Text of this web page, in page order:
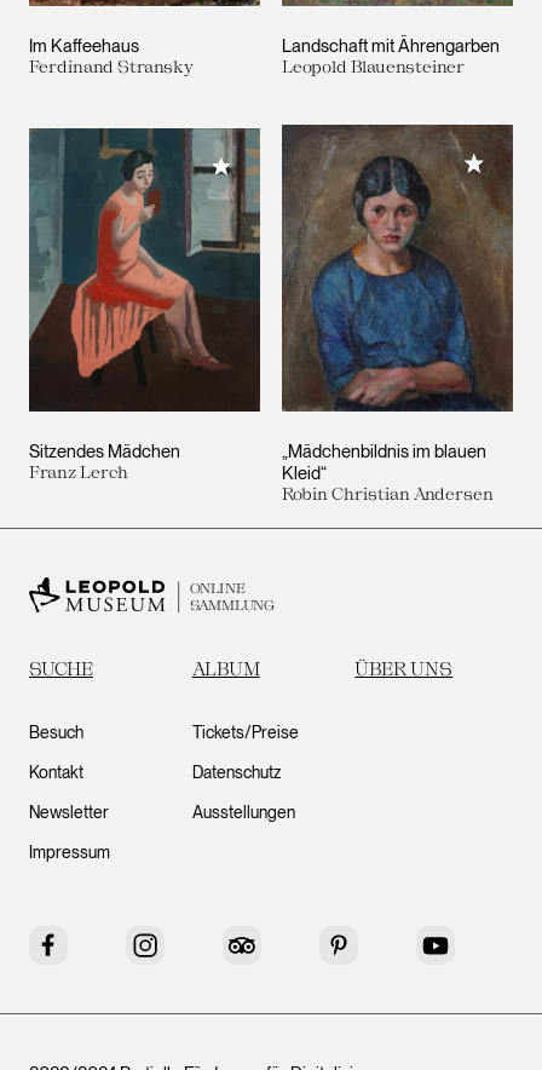
Im Kaffeehaus
Ferdinand Stransky
Landschaft mit Ährengarben
Leopold Blauensteiner
Sitzendes Mädchen
Franz Lerch
Meiner Sammlung hinzufügen
„Mädchenbildnis im blauen
Kleid“
Robin Christian Andersen
Meiner
ONLINE
SAMMLUNG
SUCHE ALBUM ÜBER UNS
Besuch
Kontakt
Newsletter
Impressum
Tickets/Preise
Datenschutz
Ausstellungen
Facebook Instagram Tripadvisor Pinterest YouTube